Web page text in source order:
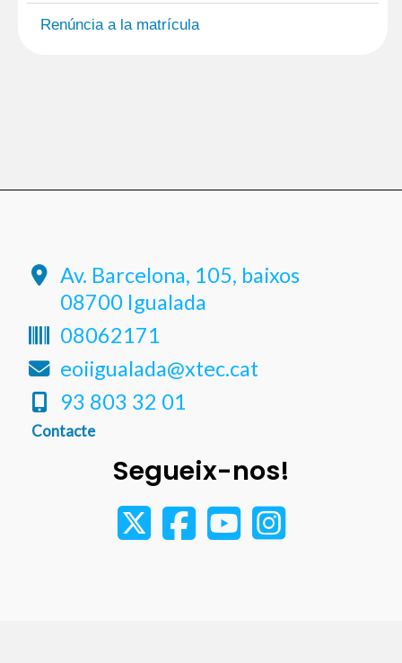
Renúncia a la matrícula
Av. Barcelona, 105, baixos
08700 Igualada
08062171
eoiigualada@xtec.cat
93 803 32 01
Contacte
Segueix-nos!